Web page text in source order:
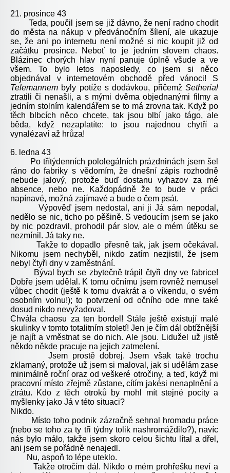
21. prosince 43
Teda, poučil jsem se již dávno, že není radno chodit
do města na nákup v předvánočním šílení, ale ukazuje
se, že ani po internetu není možné si nic koupit již od
začátku prosince. Neboť to je jedním slovem chaos.
Blázinec chorých hlav nyní panuje úplně všude a ve
všem. To bylo letos naposledy, co jsem si něco
objednával v internetovém obchodě před vánoci! S
Telemannem byly potíže s dodávkou, přičemž Setherial
ztratili či nenašli, a s mými dvěma objednanými filmy a
jedním stolním kalendářem se to má zrovna tak. Když po
těch blbcích něco chcete, tak jsou blbí jako tágo, ale
běda, když nezaplatíte: to jsou najednou chytří a
vynalézaví až hrůza!
6. ledna 43
Po třítýdenních pololegálních prázdninách jsem šel
ráno do fabriky s vědomím, že dnešní zápis rozhodně
nebude jalový, protože buď dostanu vyhazov za mé
absence, nebo ne. Každopádně že to bude v práci
napínavé, možná zajímavé a bude o čem psát.
Výpověď jsem nedostal, ani ji Já sám nepodal,
nedělo se nic, ticho po pěšině. S vedoucím jsem se jako
by nic pozdravil, prohodil pár slov, ale o mém útěku se
nezmínil. Já taky ne.
Takže to dopadlo přesně tak, jak jsem očekával.
Nikomu jsem nechyběl, nikdo zatím nezjistil, že jsem
nebyl čtyři dny v zaměstnání.
Býval bych se zbytečně trápil čtyři dny ve fabrice!
Dobře jsem udělal. K tomu očnímu jsem rovněž nemusel
vůbec chodit (ještě k tomu dvakrát a o víkendu, o svém
osobním volnu!); to potvrzení od očního ode mne také
dosud nikdo nevyžadoval.
Chvála chaosu za ten bordel! Stále ještě existují malé
skulinky v tomto totalitním století! Jen je čím dál obtížnější
je najít a vměstnat se do nich. Ale jsou. Lidužel už jistě
někdo někde pracuje na jejich zatmelení.
Jsem prostě dobrej. Jsem však také trochu
zklamaný, protože už jsem si maloval, jak si udělám zase
minimálně roční oraz od veškeré otročiny, a teď, když mi
pracovní místo zřejmě zůstane, cítím jakési nenaplnění a
ztrátu. Kdo z těch otroků by mohl mít stejné pocity a
myšlenky jako Já v této situaci?
Nikdo.
Místo toho podnik zázračně sehnal hromadu práce
(nebo se toho za ty tři týdny tolik nashromáždilo?), navíc
nás bylo málo, takže jsem skoro celou šichtu lítal a dřel,
ani jsem se pořádně nenajedl.
Nu, aspoň to lépe uteklo.
Takže otročím dál. Nikdo o mém prohřešku neví a